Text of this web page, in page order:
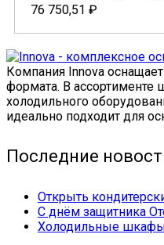
76 750,51 ₽
Компания Innova
формата. В ассортименте
холодильного
идеально подходит для
Последние
Открыть
С днём защитника
Холодильные шкафы